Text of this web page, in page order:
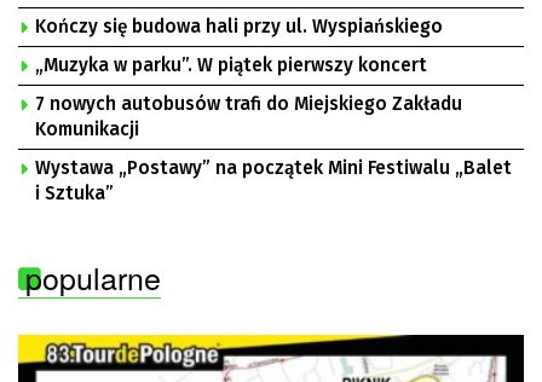
Kończy się budowa hali przy ul. Wyspiańskiego
„Muzyka w parku”. W piątek pierwszy koncert
7 nowych autobusów trafi do Miejskiego Zakładu
Komunikacji
Wystawa „Postawy” na początek Mini Festiwalu „Balet
i Sztuka”
popularne